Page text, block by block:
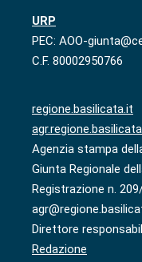
URP
PEC: AOO-
C.F. 80002950766
regione.basilicata.it
Agenzia stampa
Giunta Regionale
Registrazione n.
Direttore
Redazione